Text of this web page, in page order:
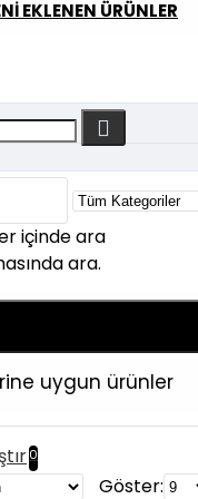
EKLENEN ÜRÜNLER
içinde ara
ara.
uygun ürünler
0
Göster: